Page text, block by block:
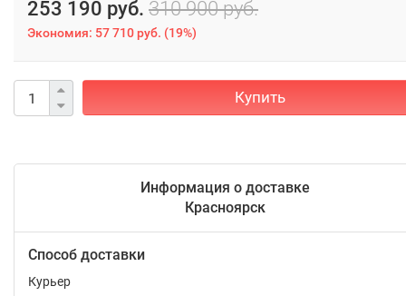
253 190 руб. 310 900 руб.
Экономия: 57 710 руб. (19%)
Купить
Информация о доставке
Красноярск
Способ доставки
Курьер